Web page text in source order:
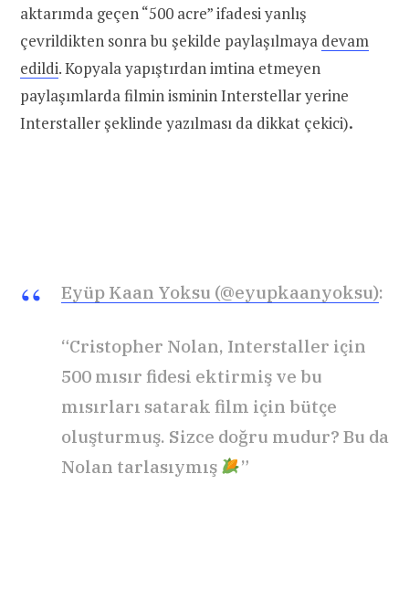
aktarımda geçen “500 acre” ifadesi yanlış
çevrildikten sonra bu şekilde paylaşılmaya devam
edildi. Kopyala yapıştırdan imtina etmeyen
paylaşımlarda filmin isminin Interstellar yerine
Interstaller şeklinde yazılması da dikkat çekici).
Eyüp Kaan Yoksu (@eyupkaanyoksu):
“Cristopher Nolan, Interstaller için
500 mısır fidesi ektirmiş ve bu
mısırları satarak film için bütçe
oluşturmuş. Sizce doğru mudur? Bu da
Nolan tarlasıymış
”